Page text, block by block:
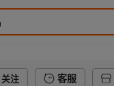
关注 客服